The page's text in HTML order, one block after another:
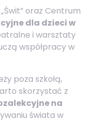
oraz Centrum
dla dzieci w
i warsztaty
współpracy w
poza szkołą,
skorzystać z
na
świata w